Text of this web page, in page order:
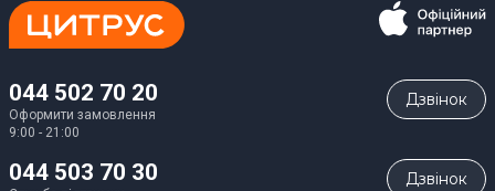
044 502 70 20
Оформити замовлення
9:00 - 21:00
Дзвiнок
044 503 70 30 Дзвiнок